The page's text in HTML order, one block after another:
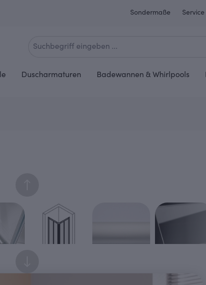
Sondermaße Service
Duscharmaturen Badewannen & Whirlpools